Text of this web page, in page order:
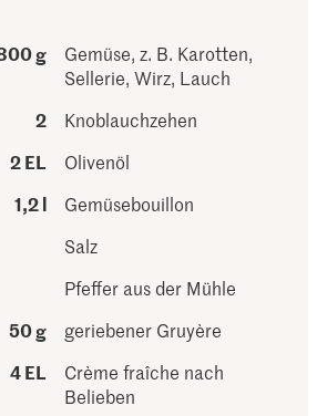
g
Gemüse, z. B. Karotten,
Sellerie, Wirz, Lauch
2
Knoblauchzehen
2 EL
Olivenöl
1,2 l
Gemüsebouillon
Salz
Pfeffer aus der Mühle
50 g
geriebener Gruyère
4 EL
Crème fraîche nach
Belieben